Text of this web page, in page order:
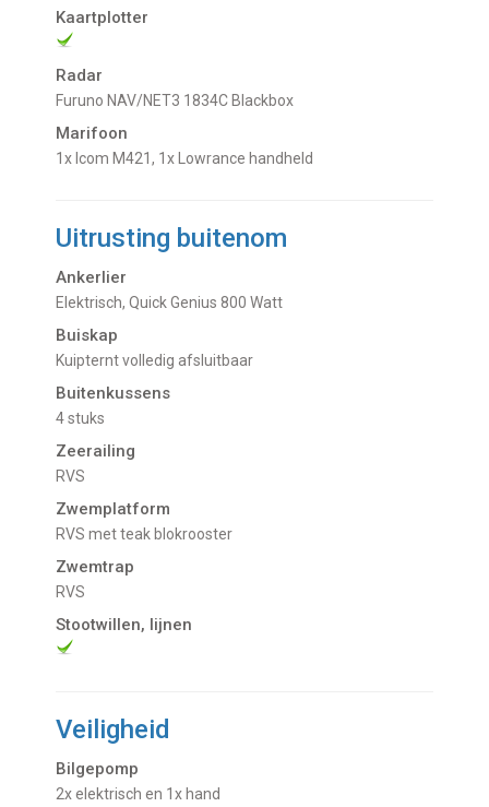
Kaartplotter
Radar
Furuno NAV/NET3 1834C Blackbox
Marifoon
1x Icom M421, 1x Lowrance handheld
Uitrusting buitenom
Ankerlier
Elektrisch, Quick Genius 800 Watt
Buiskap
Kuipternt volledig afsluitbaar
Buitenkussens
4 stuks
Zeerailing
RVS
Zwemplatform
RVS met teak blokrooster
Zwemtrap
RVS
Stootwillen, lijnen
Veiligheid
Bilgepomp
2x elektrisch en 1x hand